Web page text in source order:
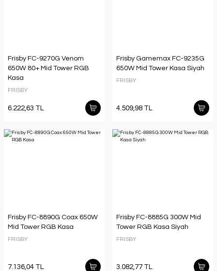
Frisby FC-9270G Venom
650W 80+ Mid Tower RGB
Kasa
FRISBY
6.222,63 TL
Frisby Gamemax FC-9235G
650W Mid Tower Kasa Siyah
FRISBY
4.509,98 TL
Frisby FC-8890G Coax 650W
Mid Tower RGB Kasa
FRISBY
7.136,04 TL
Frisby FC-8885G 300W Mid
Tower RGB Kasa Siyah
FRISBY
3.082,77 TL